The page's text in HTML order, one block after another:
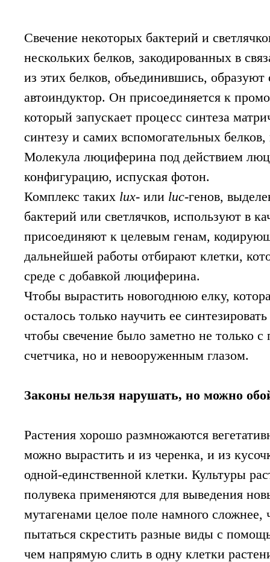
Свечение некоторых бактерий и
нескольких белков, закодированных в
из этих белков, объединившись,
автоиндуктор. Он присоединяется к
который запускает процесс синтеза
синтезу и самих вспомогательных
Молекула люциферина под действием
конфигурацию, испуская фотон.
Комплекс таких lux- или luc-генов,
бактерий или светлячков, используют в
присоединяют к целевым генам,
дальнейшей работы отбирают клетки,
среде с добавкой люциферина.
Чтобы вырастить новогоднюю елку,
осталось только научить ее
чтобы свечение было заметно не только
счетчика, но и невооруженным глазом.
Законы нельзя нарушать, но можно
Растения хорошо размножаются
можно вырастить и из черенка, и из
одной-единственной клетки. Культуры
полувека применяются для выведения
мутагенами целое поле намного
пытаться скрестить разные виды с
чем напрямую слить в одну клетки